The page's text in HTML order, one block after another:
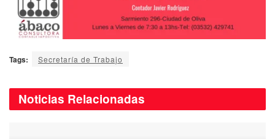
Tags: Secretaría de Trabajo
Noticias Relacionadas